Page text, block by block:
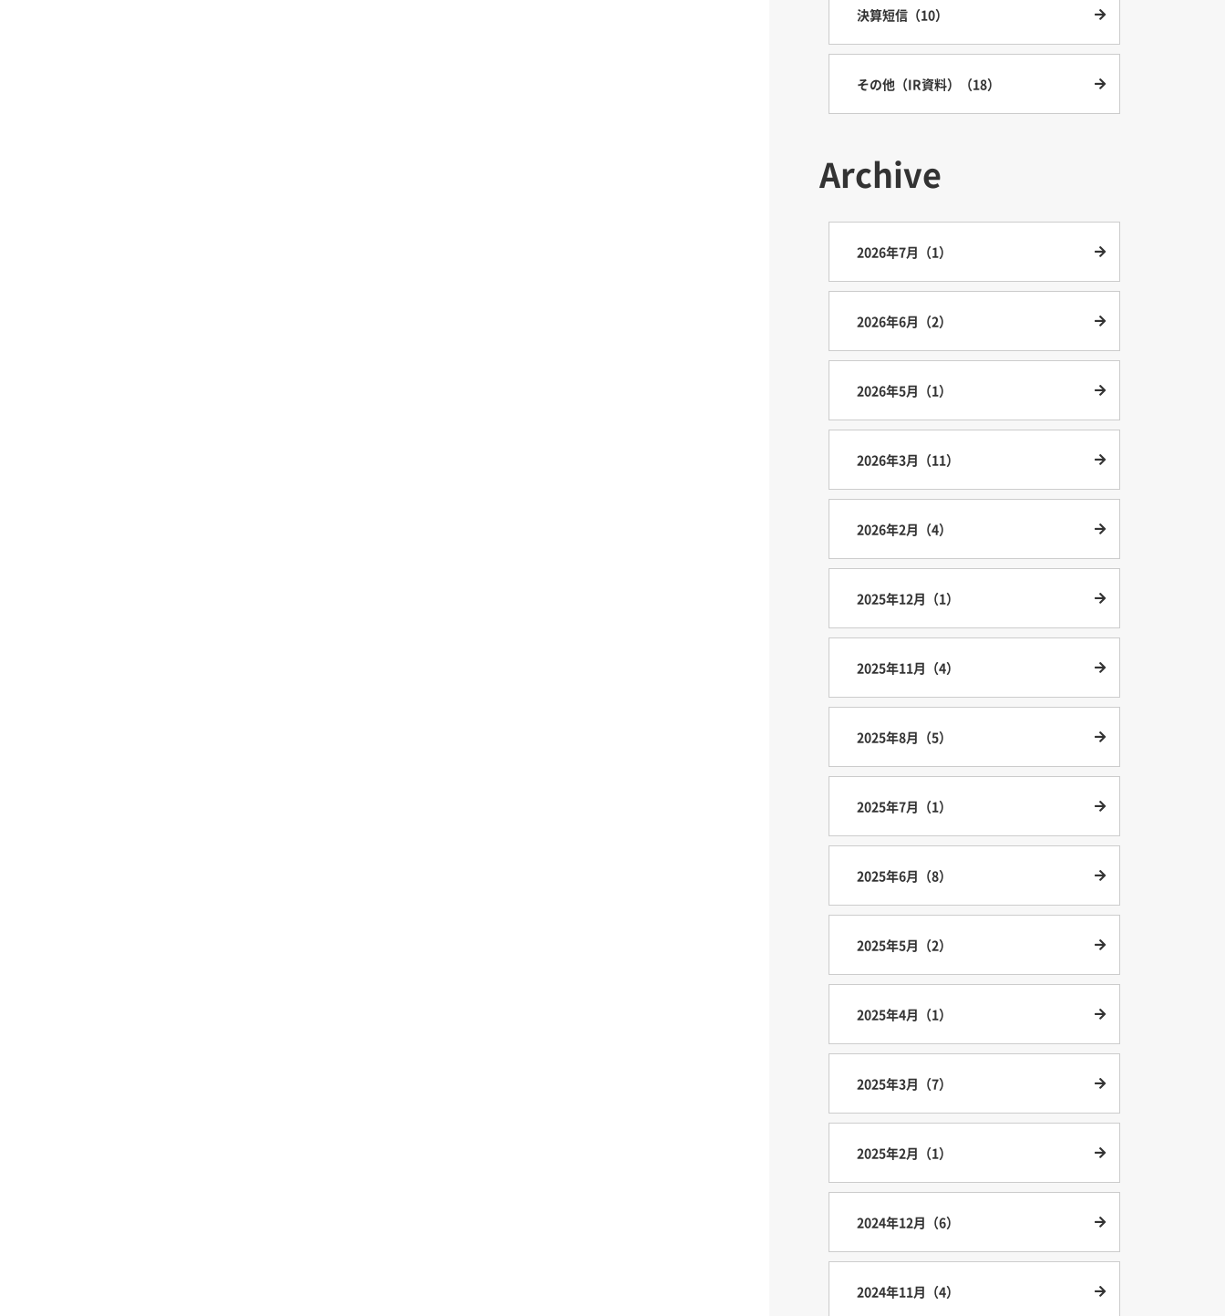
決算短信（10）
その他（IR資料）（18）
Archive
2026年7月（1）
2026年6月（2）
2026年5月（1）
2026年3月（11）
2026年2月（4）
2025年12月（1）
2025年11月（4）
2025年8月（5）
2025年7月（1）
2025年6月（8）
2025年5月（2）
2025年4月（1）
2025年3月（7）
2025年2月（1）
2024年12月（6）
2024年11月（4）